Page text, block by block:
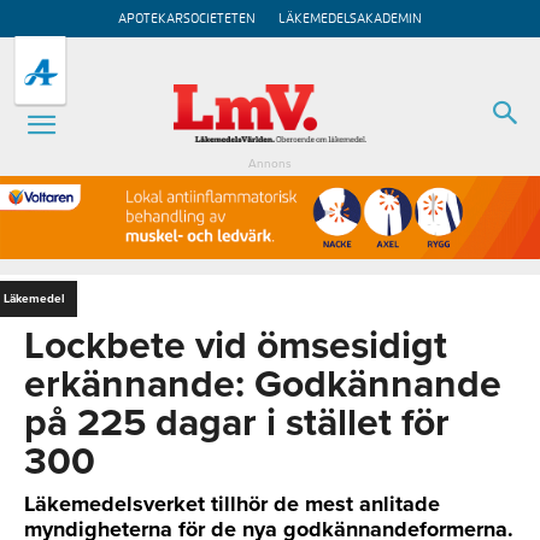
APOTEKARSOCIETETEN LÄKEMEDELSAKADEMIN
Annons
Läkemedel
Lockbete vid ömsesidigt
erkännande: Godkännande
på 225 dagar i stället för
300
Läkemedelsverket tillhör de mest anlitade
myndigheterna för de nya godkännandeformerna.